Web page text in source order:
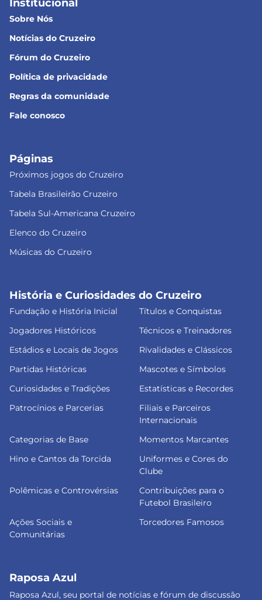
Institucional
Sobre Nós
Notícias do Cruzeiro
Fórum do Cruzeiro
Política de privacidade
Regras da comunidade
Fale conosco
Páginas
Próximos jogos do Cruzeiro
Tabela Brasileirão Cruzeiro
Tabela Sul-Americana Cruzeiro
Elenco do Cruzeiro
Músicas do Cruzeiro
História e Curiosidades do Cruzeiro
Fundação e História Inicial
Títulos e Conquistas
Jogadores Históricos
Técnicos e Treinadores
Estádios e Locais de Jogos
Rivalidades e Clássicos
Partidas Históricas
Mascotes e Símbolos
Curiosidades e Tradições
Estatísticas e Recordes
Patrocínios e Parcerias
Filiais e Parceiros
Internacionais
Categorias de Base
Momentos Marcantes
Hino e Cantos da Torcida
Uniformes e Cores do
Clube
Polêmicas e Controvérsias
Contribuições para o
Futebol Brasileiro
Ações Sociais e
Comunitárias
Torcedores Famosos
Raposa Azul
Raposa Azul, seu portal de notícias e fórum de discussão